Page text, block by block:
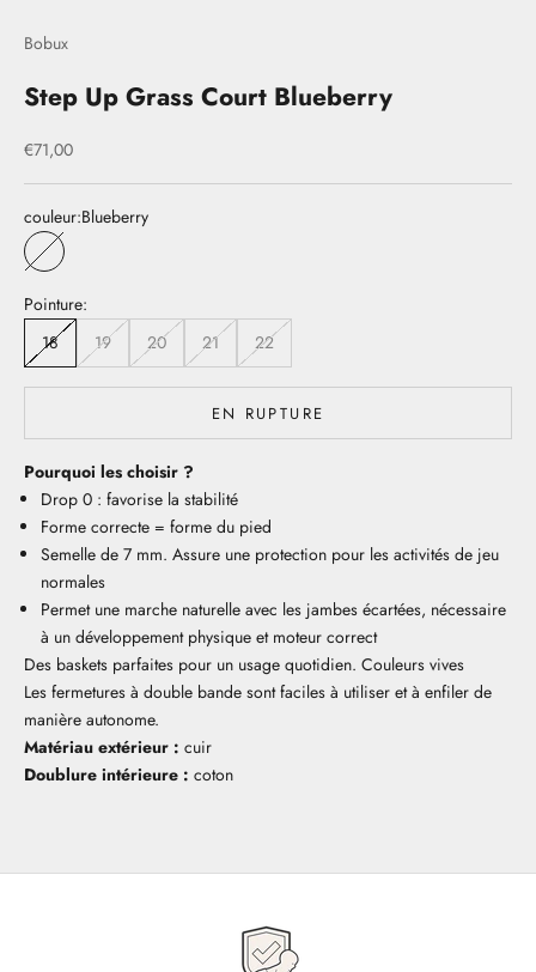
Bobux
Step Up Grass Court Blueberry
Prix de vente
€71,00
couleur:Blueberry
Blueberry
Pointure:
18
19 20 21 22
EN RUPTURE
Pourquoi les choisir ?
Drop 0 : favorise la stabilité
Forme correcte = forme du pied
Semelle de 7 mm. Assure une protection pour les activités de jeu
normales
Permet une marche naturelle avec les jambes écartées, nécessaire
à un développement physique et moteur correct
Des baskets parfaites pour un usage quotidien. Couleurs vives
Les fermetures à double bande sont faciles à utiliser et à enfiler de
manière autonome.
Matériau extérieur : cuir
Doublure intérieure : coton